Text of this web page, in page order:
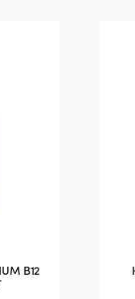
B12